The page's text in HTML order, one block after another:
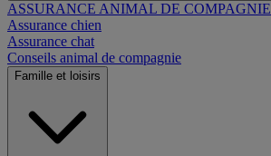
ASSURANCE ANIMAL DE COMPAGNIE
Assurance chien
Assurance chat
Conseils animal de compagnie
Famille et loisirs